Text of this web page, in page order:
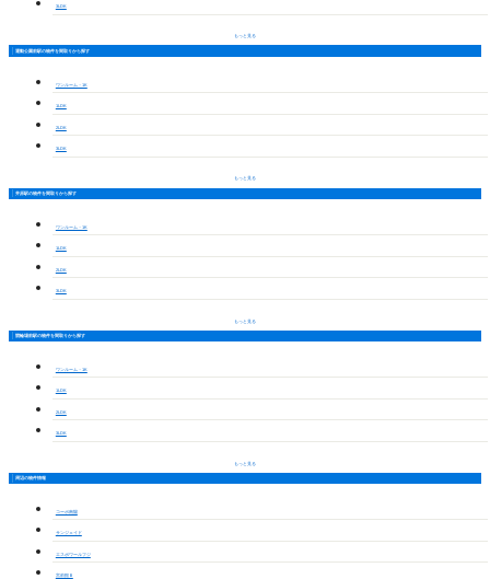
3LDK
もっと見る
運動公園前駅の物件を間取りから探す
ワンルーム・1K
1LDK
2LDK
3LDK
もっと見る
井原駅の物件を間取りから探す
ワンルーム・1K
1LDK
2LDK
3LDK
もっと見る
競輪場前駅の物件を間取りから探す
ワンルーム・1K
1LDK
2LDK
3LDK
もっと見る
周辺の物件情報
コーポ南陽
サンジェイド
エスポワールフジ
宮前館Ｂ